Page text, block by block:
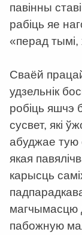
павінны
рабіць яе
«перад тымі,
Сваёй
удзельнік
робіць яшчэ
сусвет, які
абуджае тую
якая
карысць
магчымасцю
пабожную